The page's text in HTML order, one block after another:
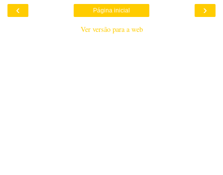
‹ ›
Página inicial
Ver versão para a web